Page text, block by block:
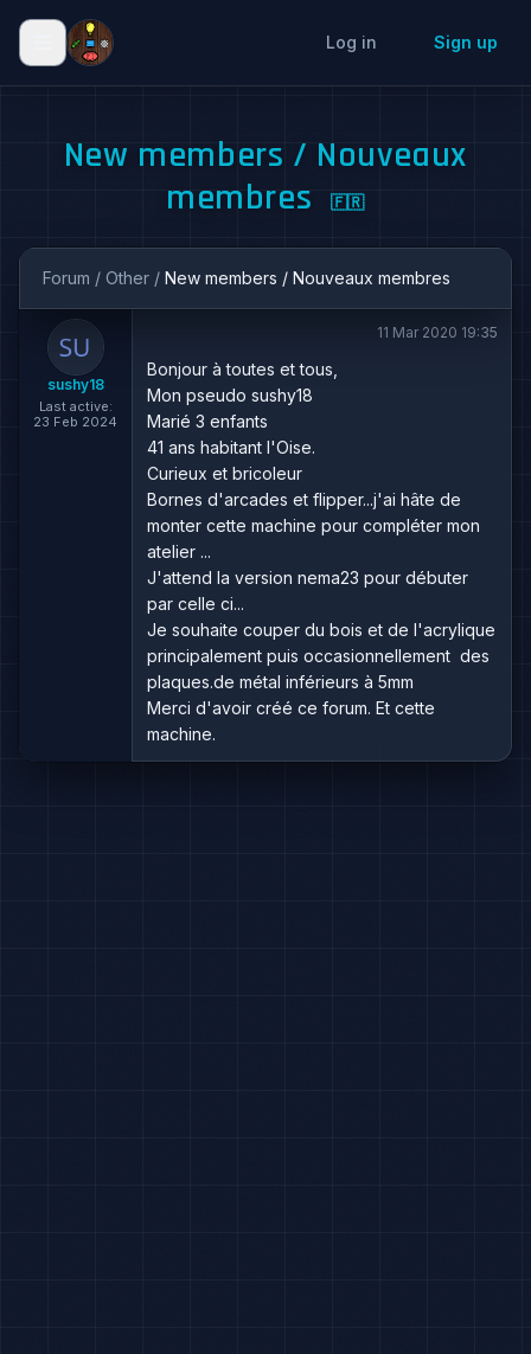
Log in Sign up
New members / Nouveaux
membres
🇫🇷
Forum / Other / New members / Nouveaux membres
sushy18
Last active:
23 Feb 2024
11 Mar 2020 19:35
Bonjour à toutes et tous,
Mon pseudo sushy18
Marié 3 enfants
41 ans habitant l'Oise.
Curieux et bricoleur
Bornes d'arcades et flipper...j'ai hâte de
monter cette machine pour compléter mon
atelier ...
J'attend la version nema23 pour débuter
par celle ci...
Je souhaite couper du bois et de l'acrylique
principalement puis occasionnellement des
plaques.de métal inférieurs à 5mm
Merci d'avoir créé ce forum. Et cette
machine.